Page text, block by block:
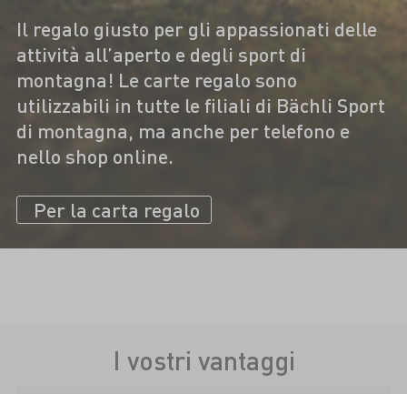
Il regalo giusto per gli appassionati delle
attività all’aperto e degli sport di
montagna! Le carte regalo sono
utilizzabili in tutte le filiali di Bächli Sport
di montagna, ma anche per telefono e
nello shop online.
Per la carta regalo
I vostri vantaggi